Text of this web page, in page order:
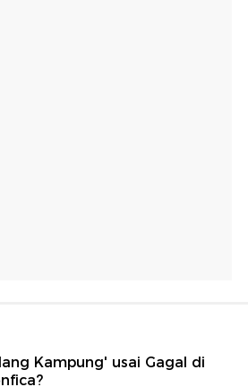
Kampung' usai Gagal di